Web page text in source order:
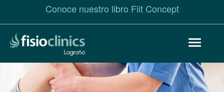
Pasar
contenido
principal
Conoce nuestro libro Fiit Concept
Toggle